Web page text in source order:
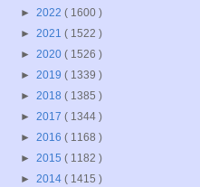
► 2022 ( 1600 )
► 2021 ( 1522 )
► 2020 ( 1526 )
► 2019 ( 1339 )
► 2018 ( 1385 )
► 2017 ( 1344 )
► 2016 ( 1168 )
► 2015 ( 1182 )
► 2014 ( 1415 )